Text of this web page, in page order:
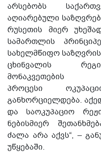
არსებობს
აღიარებული
რუსეთის მიერ
სამართლის
სახელმწიფო
ცხინვალის
მონაკვეთების
პროცესი
განხორციელდება.
და საოკუპაციო
ნებისმიერ
ძალა არა აქვს“, –
უწყებაში.